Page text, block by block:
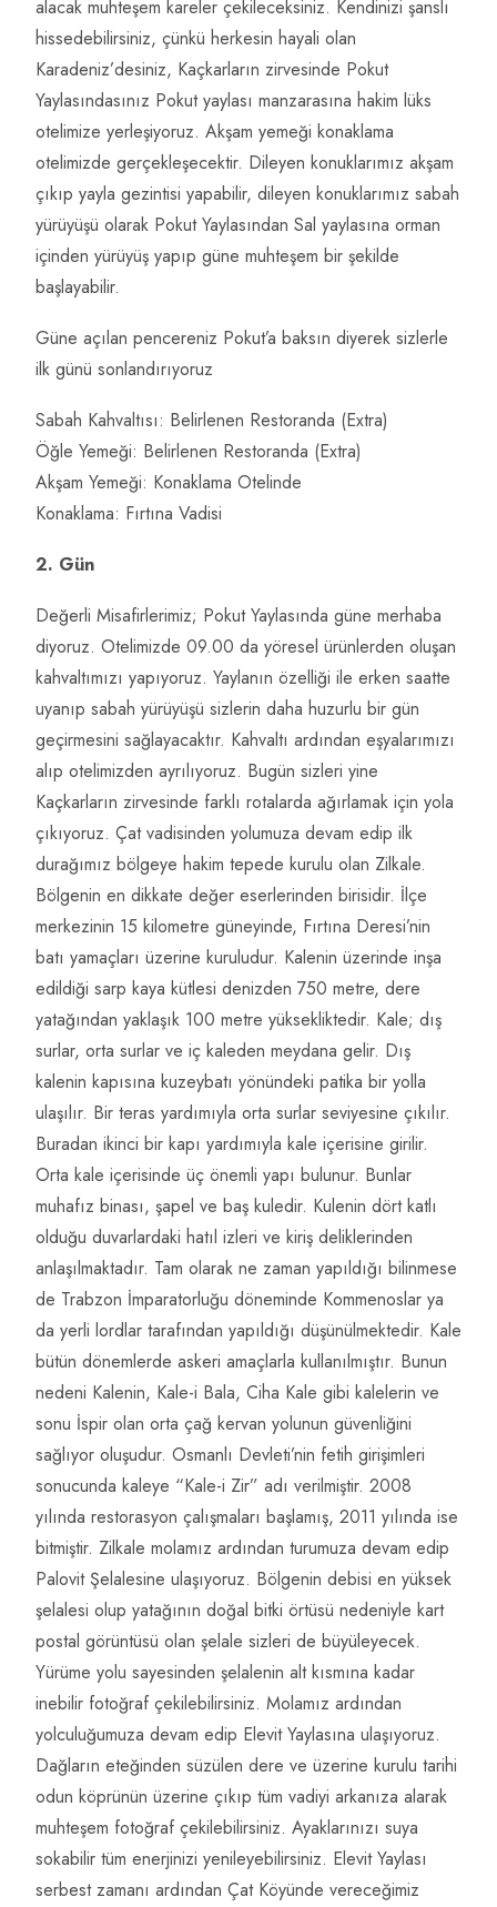
alacak muhteşem kareler çekileceksiniz. Kendinizi şanslı
hissedebilirsiniz, çünkü herkesin hayali olan
Karadeniz’desiniz, Kaçkarların zirvesinde Pokut
Yaylasındasınız Pokut yaylası manzarasına hakim lüks
otelimize yerleşiyoruz. Akşam yemeği konaklama
otelimizde gerçekleşecektir. Dileyen konuklarımız akşam
çıkıp yayla gezintisi yapabilir, dileyen konuklarımız sabah
yürüyüşü olarak Pokut Yaylasından Sal yaylasına orman
içinden yürüyüş yapıp güne muhteşem bir şekilde
başlayabilir.
Güne açılan pencereniz Pokut’a baksın diyerek sizlerle
ilk günü sonlandırıyoruz
Sabah Kahvaltısı: Belirlenen Restoranda (Extra)
Öğle Yemeği: Belirlenen Restoranda (Extra)
Akşam Yemeği: Konaklama Otelinde
Konaklama: Fırtına Vadisi
2. Gün
Değerli Misafirlerimiz; Pokut Yaylasında güne merhaba
diyoruz. Otelimizde 09.00 da yöresel ürünlerden oluşan
kahvaltımızı yapıyoruz. Yaylanın özelliği ile erken saatte
uyanıp sabah yürüyüşü sizlerin daha huzurlu bir gün
geçirmesini sağlayacaktır. Kahvaltı ardından eşyalarımızı
alıp otelimizden ayrılıyoruz. Bugün sizleri yine
Kaçkarların zirvesinde farklı rotalarda ağırlamak için yola
çıkıyoruz. Çat vadisinden yolumuza devam edip ilk
durağımız bölgeye hakim tepede kurulu olan Zilkale.
Bölgenin en dikkate değer eserlerinden birisidir. İlçe
merkezinin 15 kilometre güneyinde, Fırtına Deresi’nin
batı yamaçları üzerine kuruludur. Kalenin üzerinde inşa
edildiği sarp kaya kütlesi denizden 750 metre, dere
yatağından yaklaşık 100 metre yüksekliktedir. Kale; dış
surlar, orta surlar ve iç kaleden meydana gelir. Dış
kalenin kapısına kuzeybatı yönündeki patika bir yolla
ulaşılır. Bir teras yardımıyla orta surlar seviyesine çıkılır.
Buradan ikinci bir kapı yardımıyla kale içerisine girilir.
Orta kale içerisinde üç önemli yapı bulunur. Bunlar
muhafız binası, şapel ve baş kuledir. Kulenin dört katlı
olduğu duvarlardaki hatıl izleri ve kiriş deliklerinden
anlaşılmaktadır. Tam olarak ne zaman yapıldığı bilinmese
de Trabzon İmparatorluğu döneminde Kommenoslar ya
da yerli lordlar tarafından yapıldığı düşünülmektedir. Kale
bütün dönemlerde askeri amaçlarla kullanılmıştır. Bunun
nedeni Kalenin, Kale-i Bala, Ciha Kale gibi kalelerin ve
sonu İspir olan orta çağ kervan yolunun güvenliğini
sağlıyor oluşudur. Osmanlı Devleti’nin fetih girişimleri
sonucunda kaleye “Kale-i Zir” adı verilmiştir. 2008
yılında restorasyon çalışmaları başlamış, 2011 yılında ise
bitmiştir. Zilkale molamız ardından turumuza devam edip
Palovit Şelalesine ulaşıyoruz. Bölgenin debisi en yüksek
şelalesi olup yatağının doğal bitki örtüsü nedeniyle kart
postal görüntüsü olan şelale sizleri de büyüleyecek.
Yürüme yolu sayesinden şelalenin alt kısmına kadar
inebilir fotoğraf çekilebilirsiniz. Molamız ardından
yolculuğumuza devam edip Elevit Yaylasına ulaşıyoruz.
Dağların eteğinden süzülen dere ve üzerine kurulu tarihi
odun köprünün üzerine çıkıp tüm vadiyi arkanıza alarak
muhteşem fotoğraf çekilebilirsiniz. Ayaklarınızı suya
sokabilir tüm enerjinizi yenileyebilirsiniz. Elevit Yaylası
serbest zamanı ardından Çat Köyünde vereceğimiz